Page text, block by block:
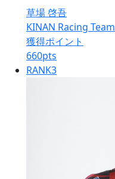
草場 啓吾
KINAN Racing Team
獲得ポイント
660pts
RANK3